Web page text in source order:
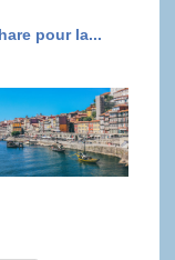
pour la...